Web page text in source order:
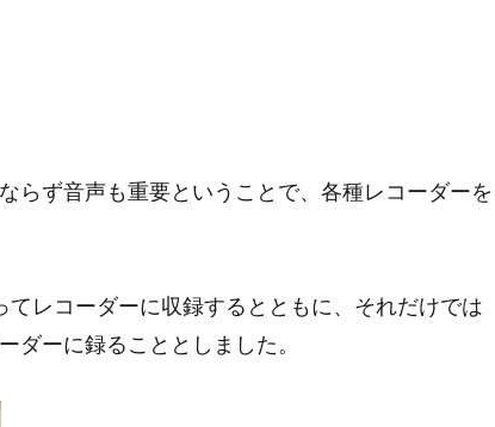
らず音声も重要ということで、各種レコーダーを
レコーダーに収録するとともに、それだけでは
ーに録ることとしました。